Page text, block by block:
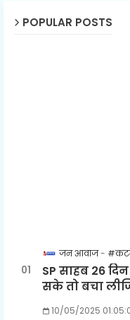
POPULAR POSTS
जन आवाज
SP साहब 26
सके तो बचा
10/05/2025